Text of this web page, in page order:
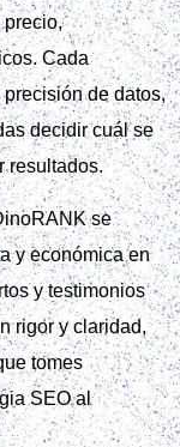
precio,
Cada
de datos,
decidir cuál se
resultados.
se
y económica en
y testimonios
rigor y claridad,
tomes
SEO al